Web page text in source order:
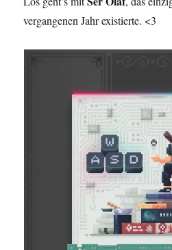
vergangenen Jahr existierte. <3